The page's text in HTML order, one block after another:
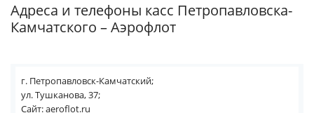
Адреса и телефоны касс Петропавловска-
Камчатского – Аэрофлот
г. Петропавловск-Камчатский;
ул. Тушканова, 37;
Сайт: aeroflot.ru